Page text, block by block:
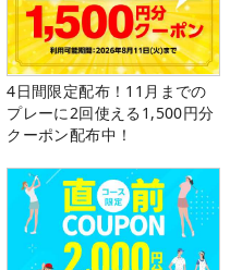
4日間限定配布！11月までの
プレーに2回使える1,500円分
クーポン配布中！